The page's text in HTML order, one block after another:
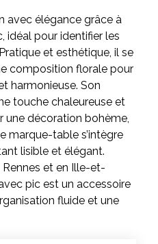
avec élégance grâce à
idéal pour identifier les
et esthétique, il se
composition florale pour
harmonieuse. Son
touche chaleureuse et
une décoration bohème,
marque-table s’intègre
lisible et élégant.
et en Ille-et-
pic est un accessoire
fluide et une